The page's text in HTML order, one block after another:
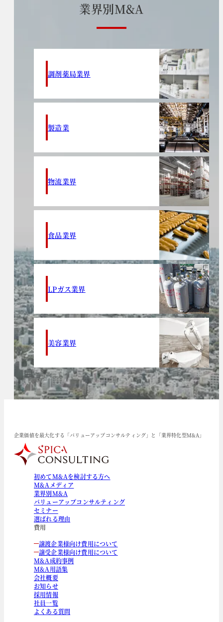
業界別M&A
調剤薬局業界
製造業
物流業界
食品業界
LPガス業界
美容業界
企業価値を最大化する「バリューアップコンサルティング」と「業界特化型M&A」
初めてM&Aを検討する方へ
M&Aメディア
業界別M&A
バリューアップコンサルティング
セミナー
選ばれる理由
費用
譲渡企業様向け費用について
譲受企業様向け費用について
M&A成約事例
M&A用語集
会社概要
お知らせ
採用情報
社員一覧
よくある質問